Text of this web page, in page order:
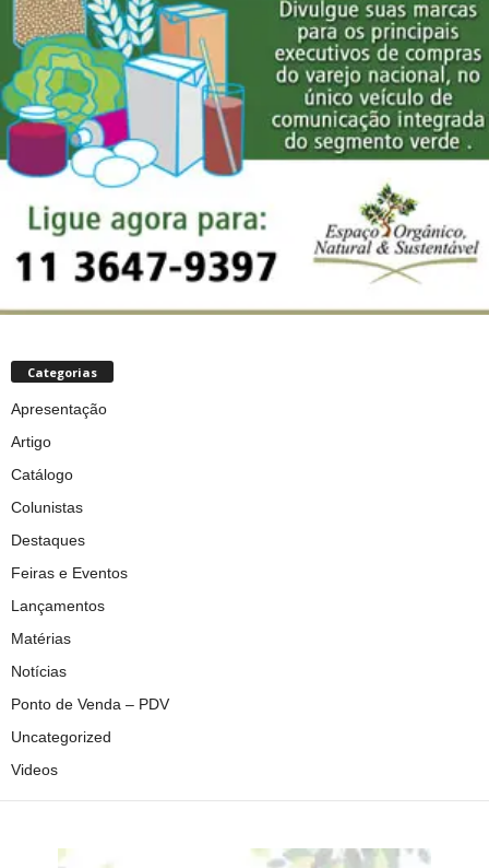
Categorias
Apresentação
Artigo
Catálogo
Colunistas
Destaques
Feiras e Eventos
Lançamentos
Matérias
Notícias
Ponto de Venda – PDV
Uncategorized
Videos